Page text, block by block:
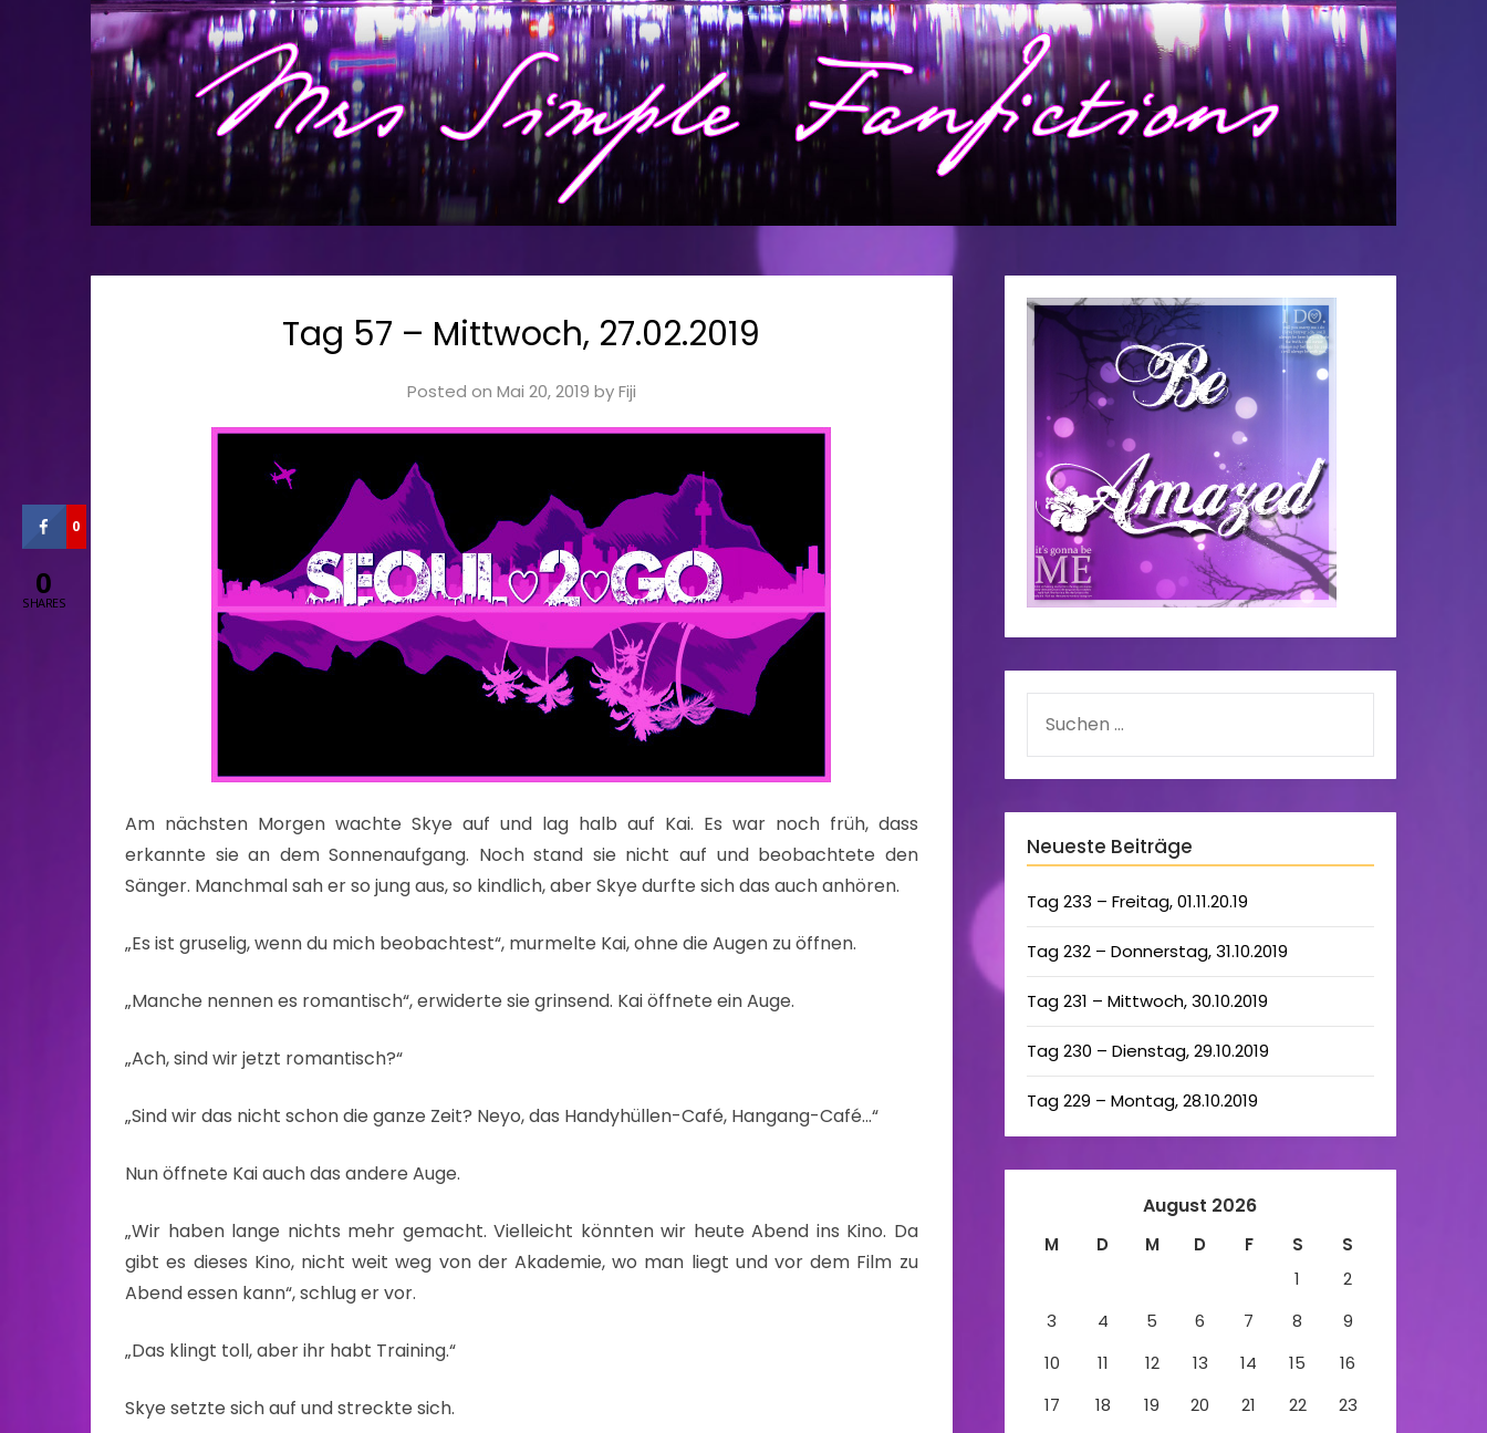
Tag 57 – Mittwoch, 27.02.2019
Posted on Mai 20, 2019 byFiji
Am nächsten Morgen wachte Skye auf und lag halb auf Kai. Es war noch früh, dass
erkannte sie an dem Sonnenaufgang. Noch stand sie nicht auf und beobachtete den
Sänger. Manchmal sah er so jung aus, so kindlich, aber Skye durfte sich das auch anhören.
„Es ist gruselig, wenn du mich beobachtest“, murmelte Kai, ohne die Augen zu öffnen.
„Manche nennen es romantisch“, erwiderte sie grinsend. Kai öffnete ein Auge.
„Ach, sind wir jetzt romantisch?“
„Sind wir das nicht schon die ganze Zeit? Neyo, das Handyhüllen-Café, Hangang-Café…“
Nun öffnete Kai auch das andere Auge.
„Wir haben lange nichts mehr gemacht. Vielleicht könnten wir heute Abend ins Kino. Da
gibt es dieses Kino, nicht weit weg von der Akademie, wo man liegt und vor dem Film zu
Abend essen kann“, schlug er vor.
„Das klingt toll, aber ihr habt Training.“
Skye setzte sich auf und streckte sich.
Neueste Beiträge
Tag 233 – Freitag, 01.11.20.19
Tag 232 – Donnerstag, 31.10.2019
Tag 231 – Mittwoch, 30.10.2019
Tag 230 – Dienstag, 29.10.2019
Tag 229 – Montag, 28.10.2019
August 2026
M D M D F S
S
1
2
3
4 5 6 7 8
9
10
11 12 13 14 15
16
17
18 19 20 21 22
23
0
0
SHARES